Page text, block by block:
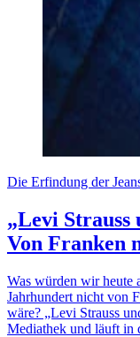
Die Erfindung der
„Levi Strauss
Von Franken
Was würden wir heute
Jahrhundert nicht von
wäre? „Levi Strauss
Mediathek und läuft in